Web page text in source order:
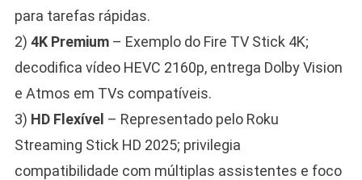
para tarefas rápidas.
2) 4K Premium– Exemplo do Fire TV Stick 4K;
decodifica vídeo HEVC 2160p, entrega Dolby Vision
e Atmos em TVs compatíveis.
3) HD Flexível – Representado pelo Roku
Streaming Stick HD 2025; privilegia
compatibilidade com múltiplas assistentes e foco